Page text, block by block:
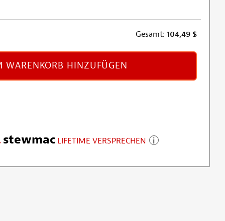
Gesamt: 104,49 $
WARENKORB HINZUFÜGEN
stewmac LIFETIME VERSPRECHEN